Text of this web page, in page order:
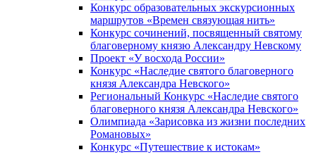
Конкурс образовательных экскурсионных
маршрутов «Времен связующая нить»
Конкурс сочинений, посвященный святому
благоверному князю Александру Невскому
Проект «У восхода России»
Конкурс «Наследие святого благоверного
князя Александра Невского»
Региональный Конкурс «Наследие святого
благоверного князя Александра Невского»
Олимпиада «Зарисовка из жизни последних
Романовых»
Конкурс «Путешествие к истокам»